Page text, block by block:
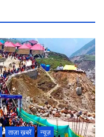
ताज़ा ख़बरें न्यूज़